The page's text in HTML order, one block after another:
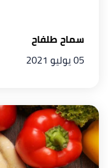
سماح طلفاح
05 يوليو 2021